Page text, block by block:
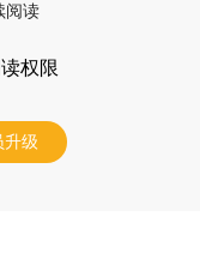
阅读
权限
升级